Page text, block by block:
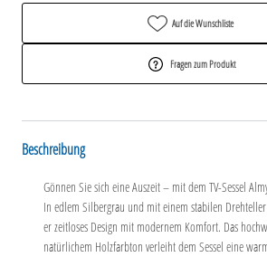
Auf die Wunschliste
Fragen zum Produkt
Beschreibung
Gönnen Sie sich eine Auszeit – mit dem TV-Sessel
In edlem Silbergrau und mit einem stabilen
er zeitloses Design mit modernem Komfort. Das
natürlichem Holzfarbton verleiht dem Sessel eine